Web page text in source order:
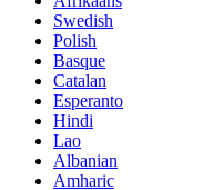
Swedish
Polish
Basque
Catalan
Esperanto
Hindi
Lao
Albanian
Amharic